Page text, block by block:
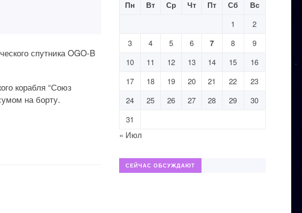
спутника OGO-B
корабля “Союз
на борту.
Пн Вт Ср Чт Пт Сб Вс
1
2
3
4 5 6 7 8
9
10
11 12 13 14 15
16
17
18 19 20 21 22
23
24
25 26 27 28 29
30
31
« Июл
СЕЙЧАС ОБСУЖДАЮТ